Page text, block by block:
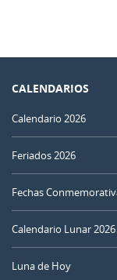
CALENDARIOS
Calendario 2026
Feriados 2026
Fechas
Calendario Lunar 2026
Luna de Hoy